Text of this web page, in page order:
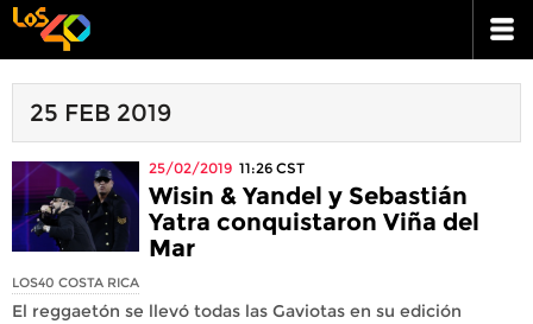
25 FEB 2019
25/02/2019 11:26 CST
Wisin & Yandel y Sebastián
Yatra conquistaron Viña del
Mar
LOS40 COSTA RICA
El reggaetón se llevó todas las Gaviotas en su edición